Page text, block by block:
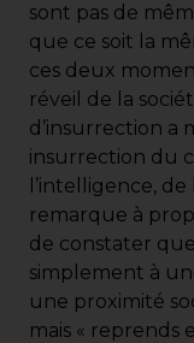
sont pas de
que ce soit la
ces deux
réveil de la
d’insurrection a
insurrection du
l’intelligence,
remarque à
de constater
simplement à
une proximité
mais « reprends